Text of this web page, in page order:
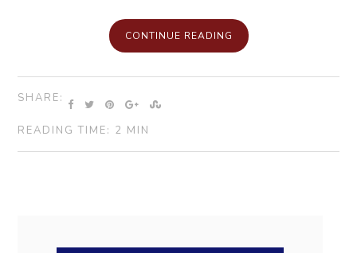
CONTINUE READING
SHARE:
READING TIME: 2 MIN